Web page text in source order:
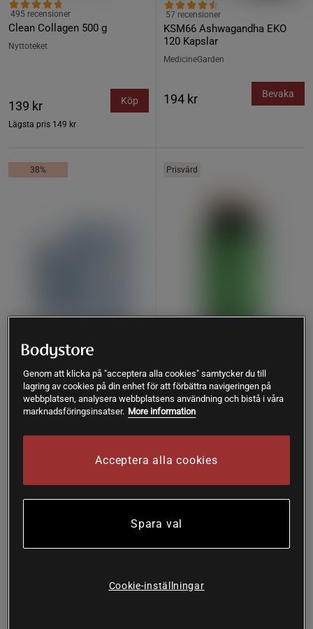
Clean Collagen 500 g
495 recensioner
Nyttoteket
139 kr
Lägsta pris 149 kr
Köp
KSM66 Ashwagandha EKO
120 Kapslar
57 recensioner
MedicineGarden
194 kr Bevaka
38%
LactoVitalis Pro 30 kapslar
58 recensioner
Holistic
171 kr
Prisvärd
Magnesium 375 mg 100
tabletter
Great Earth
Lägsta pris 94 kr
Köp
Genom att klicka på "acceptera alla cookies" samtycker du till
lagring av cookies på din enhet för att förbättra navigeringen på
webbplatsen, analysera webbplatsens användning och bistå i våra
marknadsföringsinsatser. More information
Acceptera alla cookies
Spara val
Cookie-inställningar